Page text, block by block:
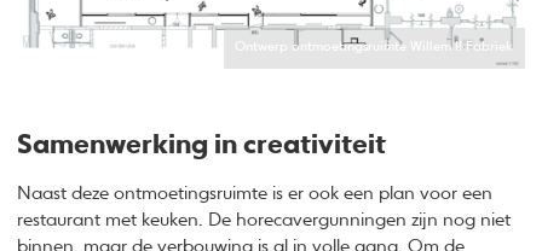
Ontwerp ontmoetingsruimte Willem II Fabriek
Samenwerking in creativiteit
Naast deze ontmoetingsruimte is er ook een plan voor een
restaurant met keuken. De horecavergunningen zijn nog niet
binnen, maar de verbouwing is al in volle gang. Om de